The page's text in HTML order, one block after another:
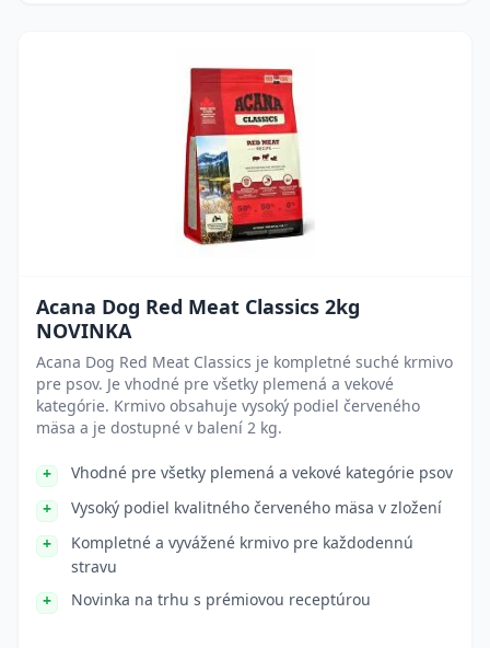
Acana Dog Red Meat Classics 2kg
NOVINKA
Acana Dog Red Meat Classics je kompletné suché krmivo
pre psov. Je vhodné pre všetky plemená a vekové
kategórie. Krmivo obsahuje vysoký podiel červeného
mäsa a je dostupné v balení 2 kg.
Vhodné pre všetky plemená a vekové kategórie psov
Vysoký podiel kvalitného červeného mäsa v zložení
Kompletné a vyvážené krmivo pre každodennú
stravu
Novinka na trhu s prémiovou receptúrou